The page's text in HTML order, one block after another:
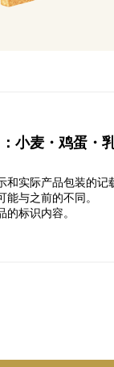
小麦・鸡蛋・
实际产品包装的记
与之前的不同。
标识内容。